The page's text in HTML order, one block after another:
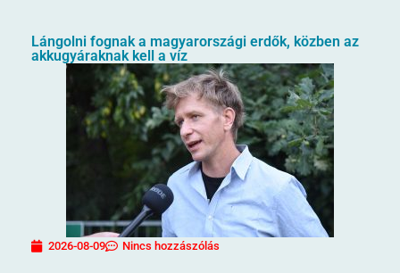
Lángolni fognak a magyarországi erdők, közben az
akkugyáraknak kell a víz
2026-08-09 Nincs hozzászólás